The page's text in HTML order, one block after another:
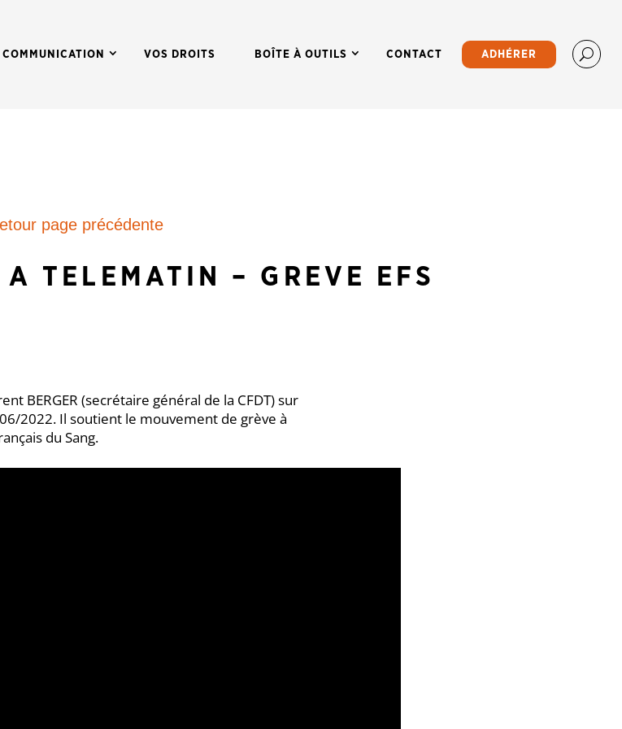
COMMUNICATION VOS DROITS BOÎTE À OUTILS CONTACT ADHÉRER
page précédente
A TELEMATIN – GREVE EFS
BERGER (secrétaire général de la CFDT) sur
2022. Il soutient le mouvement de grève à
du Sang.